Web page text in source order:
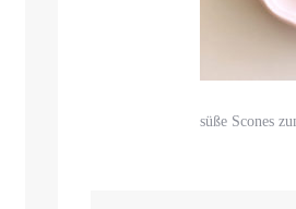
süße Scones